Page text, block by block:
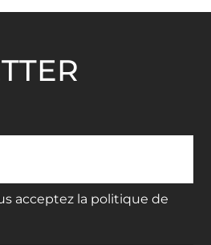
acceptez la politique de